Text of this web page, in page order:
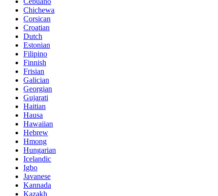
Chichewa
Corsican
Croatian
Dutch
Estonian
Filipino
Finnish
Frisian
Galician
Georgian
Gujarati
Haitian
Hausa
Hawaiian
Hebrew
Hmong
Hungarian
Icelandic
Igbo
Javanese
Kannada
Kazakh